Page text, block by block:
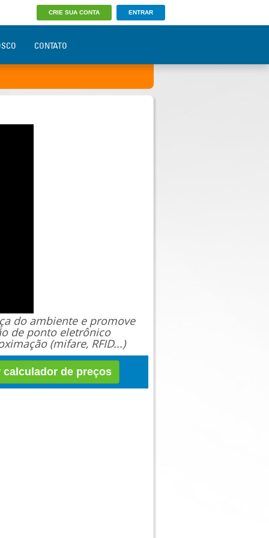
CRIE SUA CONTA ENTRAR
CONTATO
do ambiente e promove
de ponto eletrônico
(mifare, RFID...)
calculador de preços